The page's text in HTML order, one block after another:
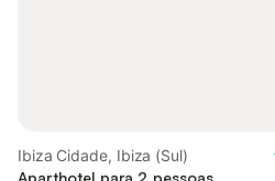
Ibiza Cidade, Ibiza (Sul)
Aparthotel para 2 pessoas